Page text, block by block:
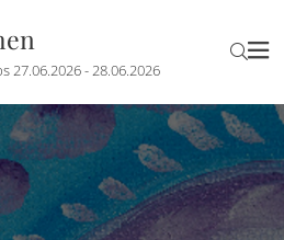
27.06.2026 - 28.06.2026